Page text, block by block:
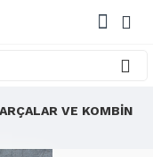
VE KOMBIN